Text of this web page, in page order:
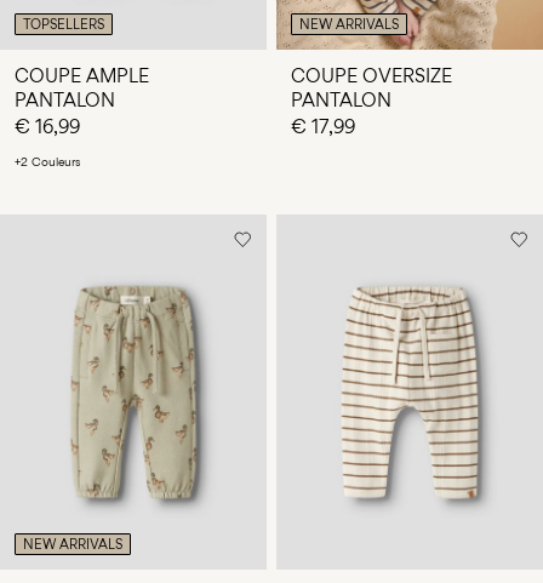
TOPSELLERS
COUPE AMPLE
PANTALON
€ 16,99
+2 Couleurs
NEW ARRIVALS
COUPE OVERSIZE
PANTALON
€ 17,99
NEW ARRIVALS